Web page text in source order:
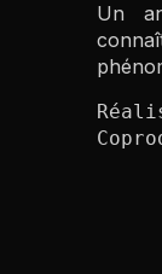
Un